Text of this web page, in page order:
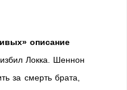
описание
Локка. Шеннон
за смерть брата,